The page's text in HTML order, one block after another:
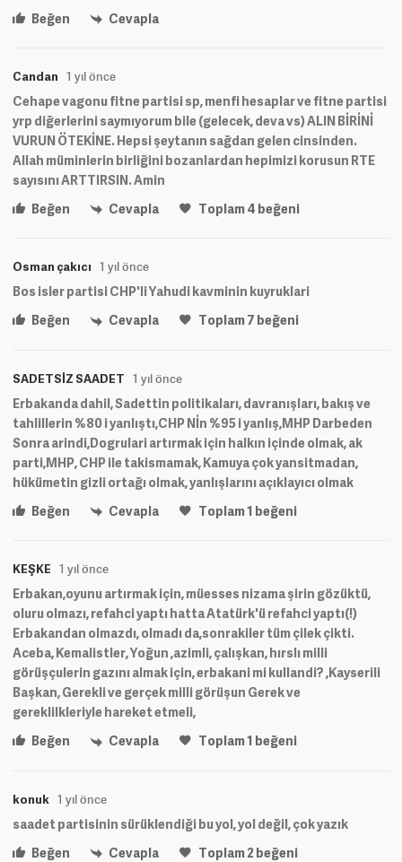
Beğen
Cevapla
Candan 1 yıl önce
Cehape vagonu fitne partisi sp, menfi hesaplar ve fitne partisi
yrp diğerlerini saymıyorum bile (gelecek, deva vs) ALIN BİRİNİ
VURUN ÖTEKİNE. Hepsi şeytanın sağdan gelen cinsinden.
Allah müminlerin birliğini bozanlardan hepimizi korusun RTE
sayısını ARTTIRSIN. Amin
Beğen
Cevapla Toplam4 beğeni
Osman çakıcı 1 yıl önce
Bos isler partisi CHP'li Yahudi kavminin kuyruklari
Beğen
Cevapla Toplam7 beğeni
SADETSİZ SAADET 1 yıl önce
Erbakanda dahil, Sadettin politikaları, davranışları, bakış ve
tahlillerin %80 i yanlıştı,CHP Nİn %95 i yanlış,MHP Darbeden
Sonra arindi,Dogrulari artırmak için halkın içinde olmak, ak
parti,MHP, CHP ile takismamak, Kamuya çok yansitmadan,
hükümetin gizli ortağı olmak, yanlışlarını açıklayıcı olmak
Beğen
Cevapla Toplam1 beğeni
KEŞKE 1 yıl önce
Erbakan,oyunu artırmak için, müesses nizama şirin gözüktü,
oluru olmazı, refahci yaptı hatta Atatürk'ü refahci yaptı(!)
Erbakandan olmazdı, olmadı da,sonrakiler tüm çilek çikti.
Aceba, Kemalistler, Yoğun ,azimli, çalışkan, hırslı milli
görüşçulerin gazını almak için, erbakani mi kullandi? ,Kayserili
Başkan, Gerekli ve gerçek milli görüşun Gerek ve
gereklilkleriyle hareket etmeli,
Beğen
Cevapla Toplam1 beğeni
konuk 1 yıl önce
saadet partisinin sürüklendiği bu yol, yol değil, çok yazık
Beğen
Cevapla Toplam2 beğeni